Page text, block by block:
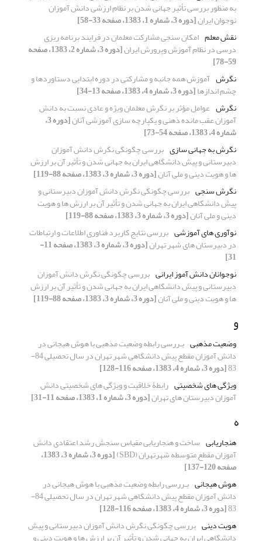
به منظور بررسی تأثیر جهانی شدن بر نظام ارزشی دانش آموزان
نوجوان ایران[دوره 3، شماره 1، 1383، صفحه 33-58]
نقش معلم امکان سنجی مشارکت معلمان در فرایند برنامه ریزی
درسی در نظام آموزش وپرورش ایران [دوره 3، شماره 2، 1383، صفحه
59-78]
نگرش آموزش همه جانبه و مشارکتی در دوره ابتدایی دستاوردها و
چشم اندازها[دوره 3، شماره 4، 1383، صفحه 13-34]
نگرش عوامل مؤثر بر نگرش معلمان ویژه و عادی نسبت به دانش
آموزان عقب مانده ذهنی و یکپارچه سازی آموزشی آنان [دوره 3،
شماره 4، 1383، صفحه 54-73]
نگرش به جهانی سازی بررسی چگونگی نگرش دانش آموزان
دبیرستانی و پیش دانشگاهی ایران به جهانی شدن و تأثیر آن بر ارزش
ها و هویت دینی و ملی آنان[دوره 3، شماره 3، 1383، صفحه 88-119]
نگرش سنجی بررسی چگونگی نگرش دانش آموزان دبیرستانی و
پیش دانشگاهی ایران به جهانی شدن و تأثیر آن بر ارزش ها و هویت
دینی و ملی آنان[دوره 3، شماره 3، 1383، صفحه 88-119]
نوآوری های آموزشی بررسی نتایج کاربرد فناوری اطلاعات و ارتباطات
در دبیرستان های شهر تهران [دوره 3، شماره 3، 1383، صفحه 11-
31]
نوجوانان دانش آموز ایرانی بررسی چگونگی نگرش دانش آموزان
دبیرستانی و پیش دانشگاهی ایران به جهانی شدن و تأثیر آن بر ارزش
ها و هویت دینی و ملی آنان[دوره 3، شماره 3، 1383، صفحه 88-119]
و
وضعیت مذهبی بـررسی رابطه وضعیت مذهبی با هوش هیجانی در
دانش آموزان مقطع پیش دانشگاهی شهر تهران در سال تحصیلی 84-
83[دوره 3، شماره 4، 1383، صفحه 116-128]
ویژگی های شخصیتی رابطۀ خلاقیت و ویژگی های شخصیتی دانش
آموزان دبیرستان های تهران[دوره 3، شماره 1، 1383، صفحه 11-31]
ه
هنجاریابی ساخت و هنجاریابی مقیاس سنجش رشد اعتقادی دانش
آموزان مقطع متوسطه شهرتهران (SBD) [دوره 3، شماره 3، 1383،
صفحه 120-137]
هوش هیجانی بـررسی رابطه وضعیت مذهبی با هوش هیجانی در
دانش آموزان مقطع پیش دانشگاهی شهر تهران در سال تحصیلی 84-
83[دوره 3، شماره 4، 1383، صفحه 116-128]
هویت دینی بررسی چگونگی نگرش دانش آموزان دبیرستانی و پیش
دانشگاهی ایران به جهانی شدن و تأثیر آن بر ارزش ها و هویت دینی و